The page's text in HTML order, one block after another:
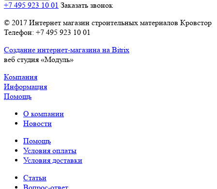
+7 495 923 10 01 Заказать звонок
© 2017 Интернет магазин строительных материалов Кровстор
Телефон: +7 495 923 10 01
Создание интернет-магазина на Bitrix
веб студия «Модуль»
Компания
Информация
Помощь
О компании
Новости
Помощь
Условия оплаты
Условия доставки
Статьи